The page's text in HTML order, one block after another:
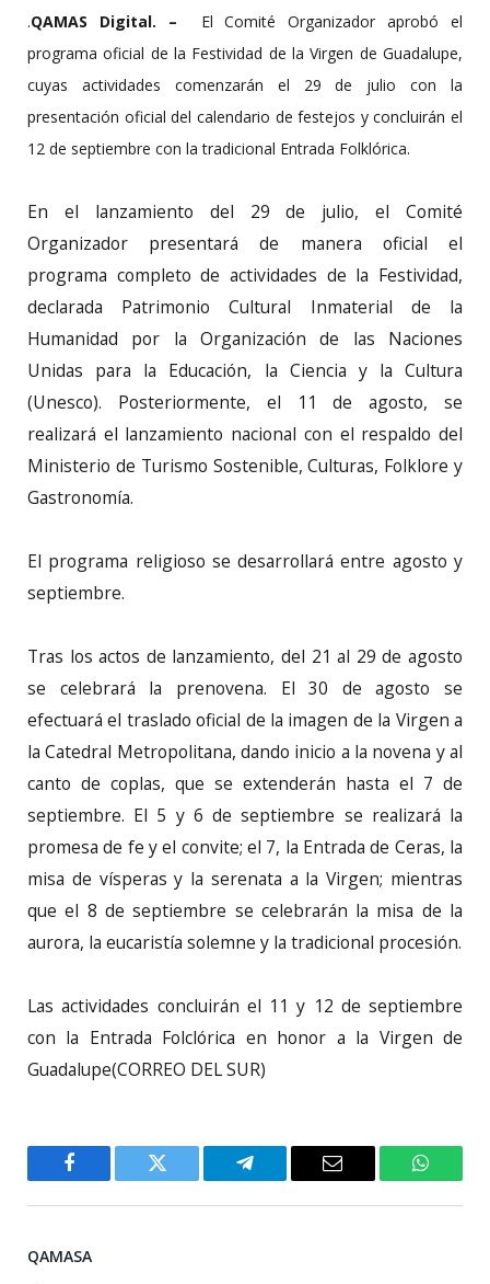
.QAMAS Digital. – El Comité Organizador aprobó el
programa oficial de la Festividad de la Virgen de Guadalupe,
cuyas actividades comenzarán el 29 de julio con la
presentación oficial del calendario de festejos y concluirán el
12 de septiembre con la tradicional Entrada Folklórica.
En el lanzamiento del 29 de julio, el Comité
Organizador presentará de manera oficial el
programa completo de actividades de la Festividad,
declarada Patrimonio Cultural Inmaterial de la
Humanidad por la Organización de las Naciones
Unidas para la Educación, la Ciencia y la Cultura
(Unesco). Posteriormente, el 11 de agosto, se
realizará el lanzamiento nacional con el respaldo del
Ministerio de Turismo Sostenible, Culturas, Folklore y
Gastronomía.
El programa religioso se desarrollará entre agosto y
septiembre.
Tras los actos de lanzamiento, del 21 al 29 de agosto
se celebrará la prenovena. El 30 de agosto se
efectuará el traslado oficial de la imagen de la Virgen a
la Catedral Metropolitana, dando inicio a la novena y al
canto de coplas, que se extenderán hasta el 7 de
septiembre. El 5 y 6 de septiembre se realizará la
promesa de fe y el convite; el 7, la Entrada de Ceras, la
misa de vísperas y la serenata a la Virgen; mientras
que el 8 de septiembre se celebrarán la misa de la
aurora, la eucaristía solemne y la tradicional procesión.
Las actividades concluirán el 11 y 12 de septiembre
con la Entrada Folclórica en honor a la Virgen de
Guadalupe(CORREO DEL SUR)
Facebook Twitter Telegram Email
QAMASA